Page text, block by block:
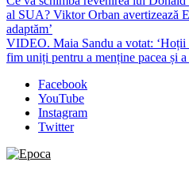
al SUA? Viktor Orban avertizează
adaptăm’
VIDEO. Maia Sandu a votat: ‘Hoții
fim uniți pentru a menține pacea și a
Facebook
YouTube
Instagram
Twitter